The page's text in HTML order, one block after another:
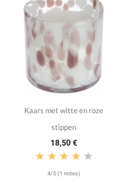
Kaars met witte en roze
stippen
18,50 €
4/5 (1 notes)